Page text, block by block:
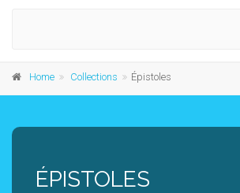
Home Collections Épistoles
ÉPISTOLES